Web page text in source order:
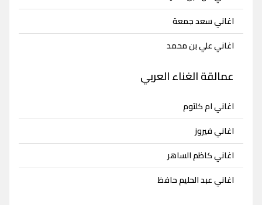
اغاني سعد جمعة
اغاني علي بن محمد
عمالقة الغناء العربي
اغاني ام كلثوم
اغاني فيروز
اغاني كاظم الساهر
اغاني عبد الحليم حافظ